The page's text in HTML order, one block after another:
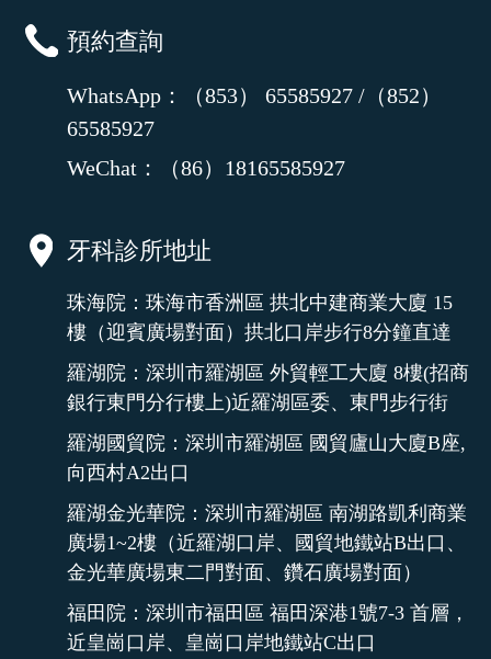
預約查詢
WhatsApp：（853） 65585927 /（852）
65585927
WeChat：（86）18165585927
牙科診所地址
珠海院：珠海市香洲區 拱北中建商業大廈 15
樓（迎賓廣場對面）拱北口岸步行8分鐘直達
羅湖院：深圳市羅湖區 外貿輕工大廈 8樓(招商
銀行東門分行樓上)近羅湖區委、東門步行街
羅湖國貿院：深圳市羅湖區 國貿廬山大廈B座,
向西村A2出口
羅湖金光華院：深圳市羅湖區 南湖路凱利商業
廣場1~2樓（近羅湖口岸、國貿地鐵站B出口、
金光華廣場東二門對面、鑽石廣場對面）
福田院：深圳市福田區 福田深港1號7-3 首層，
近皇崗口岸、皇崗口岸地鐵站C出口